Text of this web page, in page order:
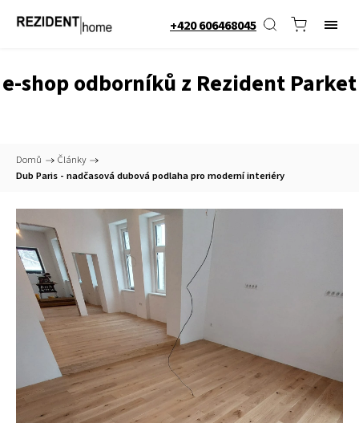
+420 606468045
e-shop odborníků z Rezident Parket
Domů / Články /
Dub Paris - nadčasová dubová podlaha pro moderní interiéry